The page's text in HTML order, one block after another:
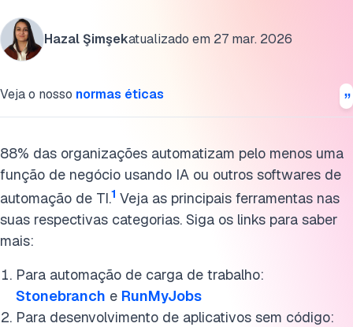
Hazal Şimşekatualizado em 27 mar. 2026
Veja o nosso normas éticas
88% das organizações automatizam pelo menos uma
função de negócio usando IA ou outros softwares de
automação de TI.1 Veja as principais ferramentas nas
suas respectivas categorias. Siga os links para saber
mais:
Para automação de carga de trabalho:
Stonebranch e RunMyJobs
Para desenvolvimento de aplicativos sem código:
Cite esta pesquisa